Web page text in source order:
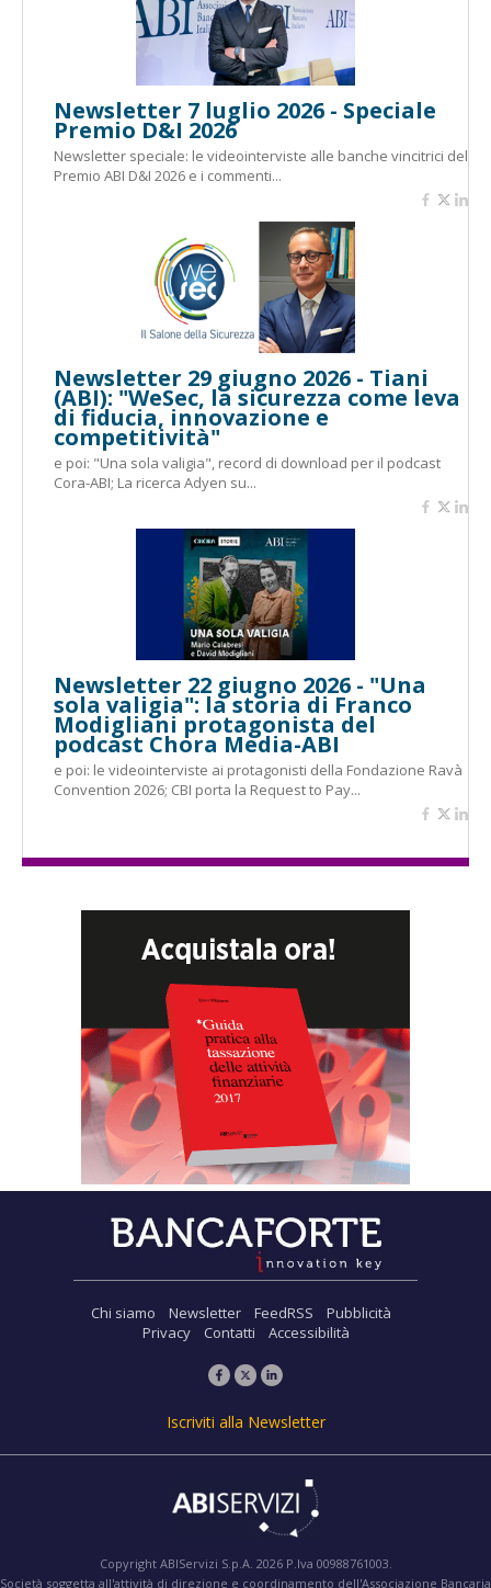
Newsletter 7 luglio 2026 - Speciale
Premio D&I 2026
Newsletter speciale: le videointerviste alle banche vincitrici del
Premio ABI D&I 2026 e i commenti...
Newsletter 29 giugno 2026 - Tiani
(ABI): "WeSec, la sicurezza come leva
di fiducia, innovazione e
competitività"
e poi: "Una sola valigia", record di download per il podcast
Cora-ABI; La ricerca Adyen su...
Newsletter 22 giugno 2026 - "Una
sola valigia": la storia di Franco
Modigliani protagonista del
podcast Chora Media-ABI
e poi: le videointerviste ai protagonisti della Fondazione Ravà
Convention 2026; CBI porta la Request to Pay...
Chi siamo Newsletter FeedRSS
Pubblicità
Privacy
Contatti Accessibilità
Iscriviti alla Newsletter
Copyright ABIServizi S.p.A. 2026 P.Iva 00988761003.
Società soggetta all'attività di direzione e coordinamento dell'Associazione Bancaria